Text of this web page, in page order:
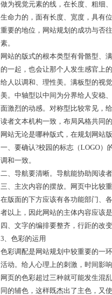
做为视觉元素的线，在长度、粗细
生命力的，面有长度、宽度，具有
重要的地位，网站规划的成功与否
素。
网站的版式的根本类型有骨骼型、
的一起，也会让那个人发生感官上
给人以调和、理性美。满板型的视
美。中轴型以中间为分界给人安稳
面激烈的动感。对称型比较常见，
读者文本机构一致，布局风格共同的
网站无论是哪种版式，在规划网站
一、要确认?校园的标志（LOGO）
调和一致。
二、导航要清晰。导航能协助阅读
三、主次内容的摆放。网页中比较
在版面的下方应该有各功能部门、
者以上，因此网站的主体内容应该
四、文字的编排要整齐，行距的改
3、色彩的运用
色彩调配是网站规划中较重要的一
活动。给人心理上的刺激，时间影
网页的色彩超过三种就可能发生混
同的辅色，这样既杰出了主色，又